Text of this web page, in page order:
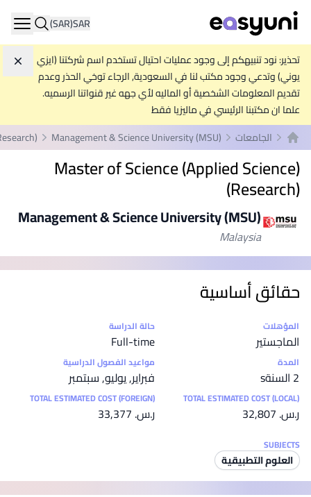
SAR
(SAR)
تحذير: نود تنبيهكم إلى وجود عمليات احتيال تستخدم اسم شركتنا (ايزي
يوني) وتدعي وجود مكتب لنا في السعودية, الرجاء توخي الحذر وعدم
تقديم المعلومات الشخصية أو الماليه لأي جهه غير قنواتنا الرسميه.
علما ان مكتبنا الرئيسي في ماليزيا فقط
الصفحة الرئيسية
الجامعات Management & Science University (MSU)
Master of Science (Applied Science)
(Research)
Management & Science University (MSU)
Malaysia
حقائق أساسية
إحصائيات
المؤهلات
الماجستير
حالة الدراسة
Full-time
المدة
2 السنةs
مواعيد الفصول الدراسية
فبراير, يوليو, سبتمبر
TOTAL ESTIMATED COST (LOCAL)
ر.س.‏ 32,807
TOTAL ESTIMATED COST (FOREIGN)
ر.س.‏ 33,377
SUBJECTS
العلوم التطبيقية